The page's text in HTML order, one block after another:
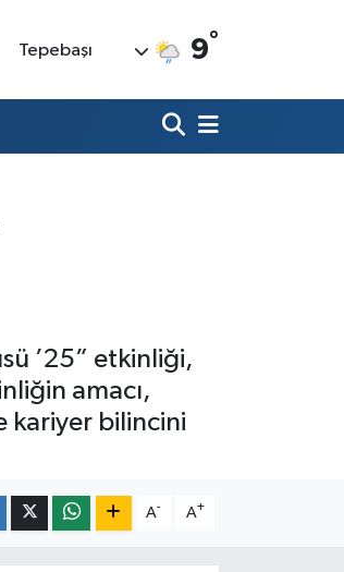
Tepebaşı 9°
’25” etkinliği,
amacı,
kariyer bilincini
A- A+